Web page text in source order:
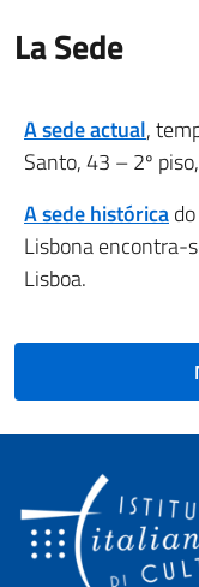
La Sede
A sede actual,
Santo, 43 – 2º
A sede histórica
Lisbona encontra-
Lisboa.